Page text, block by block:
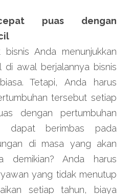
puas dengan
Anda menunjukkan
di awal berjalannya bisnis
Tetapi, Anda harus
tersebut setiap
dengan pertumbuhan
dapat berimbas pada
di masa yang akan
demikian? Anda harus
yang tidak menutup
setiap tahun, biaya